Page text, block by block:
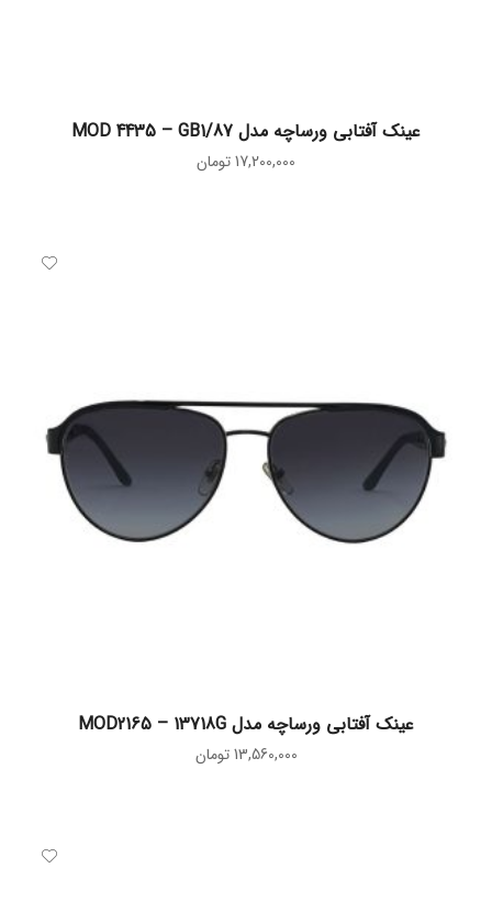
افزودن به سبد خریدعینک آفتابی ورساچه مدل MOD 4435 – GB1/87
17,200,000تومان
افزودن به سبد خرید
عینک آفتابی ورساچه مدل MOD2165 – 13718G
13,560,000 تومان